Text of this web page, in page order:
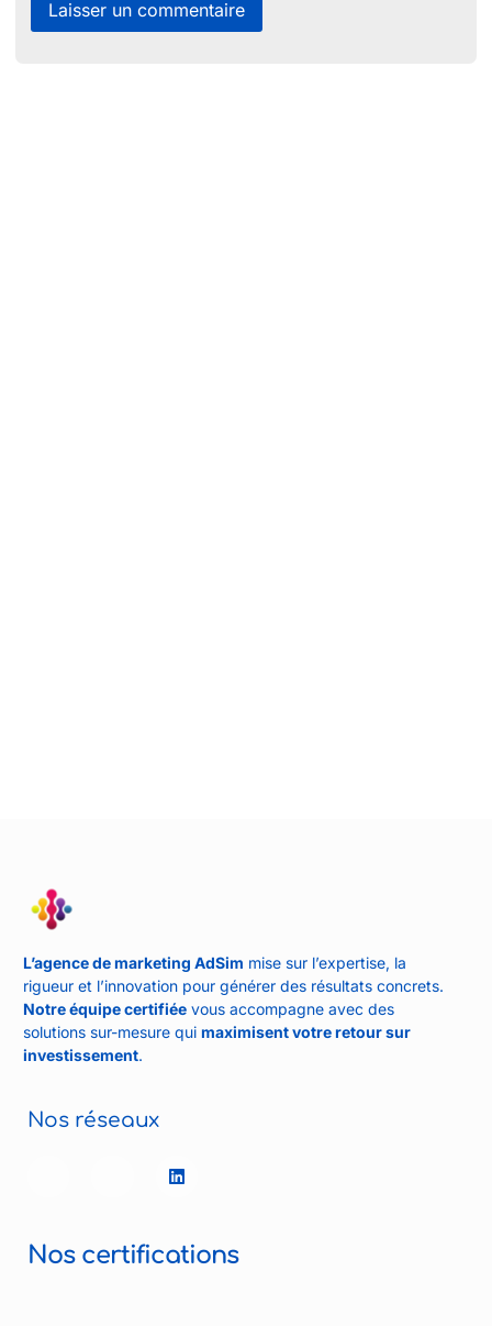
L’agence de marketing AdSim mise sur l’expertise, la
rigueur et l’innovation pour générer des résultats concrets.
Notre équipe certifiée vous accompagne avec des
solutions sur-mesure qui maximisent votre retour sur
investissement.
Nos réseaux
Nos certifications